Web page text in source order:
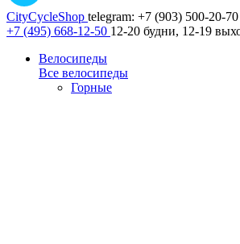
CityCycleShop telegram: +7 (903) 500-20-70
+7 (495) 668-12-50 12-20 будни, 12-19
Велосипеды
Все велосипеды
Горные